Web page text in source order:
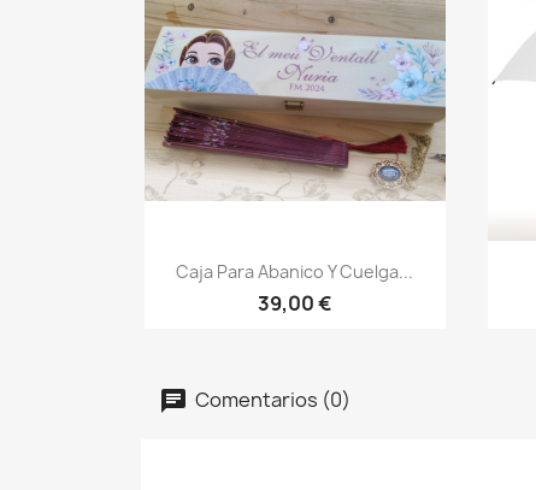
Vista rápida
Caja Para Abanico Y Cuelga...
39,00 €
Comentarios (0)